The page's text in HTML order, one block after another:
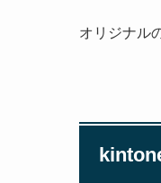
オリジナル